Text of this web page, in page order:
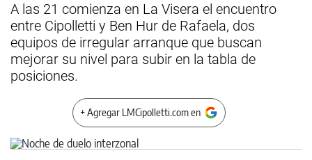
A las 21 comienza en La Visera el encuentro
entre Cipolletti y Ben Hur de Rafaela, dos
equipos de irregular arranque que buscan
mejorar su nivel para subir en la tabla de
posiciones.
+ Agregar LMCipolletti.com en